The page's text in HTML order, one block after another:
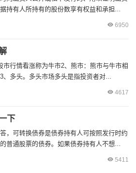
持有人所持有的股份数享有权益和承担...
6950
市行情看涨称为牛市2、熊市：熊市与牛市相
、多头。多头市场多头是指投资者对...
4617
下
，可转换债券是债券持有人可按照发行时约
普通股票的债券。如果债券持有人不想...
5411